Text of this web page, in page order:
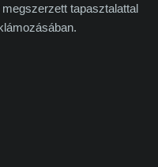
tapasztalattal